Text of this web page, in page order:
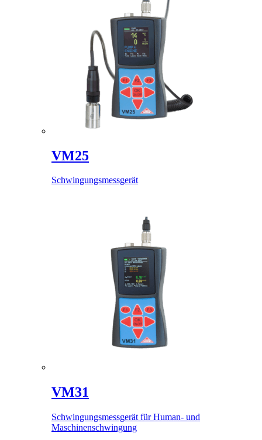
VM25
Schwingungsmessgerät
VM31
Schwingungsmessgerät für Human- und
Maschinenschwingung